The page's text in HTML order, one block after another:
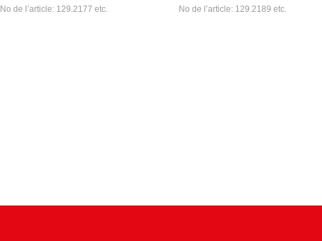
No de l’article: 129.2177 etc. No de l’article: 129.2189 etc.